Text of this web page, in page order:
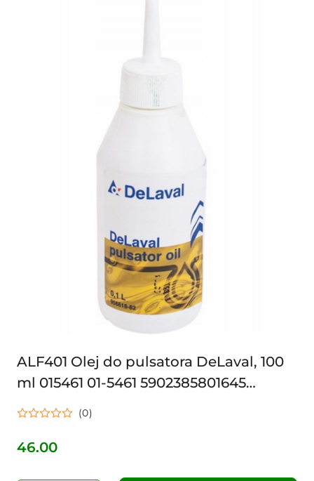
ALF401 Olej do pulsatora DeLaval, 100
ml 015461 01-5461 5902385801645
648ALF401
(0)
Cena:
46.00